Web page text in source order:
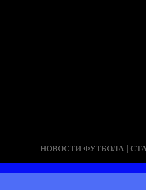
НОВОСТИ ФУТБОЛА |